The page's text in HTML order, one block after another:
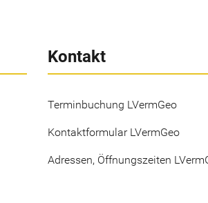
Kontakt
Terminbuchung LVermGeo
Kontaktformular LVermGeo
Adressen, Öffnungszeiten